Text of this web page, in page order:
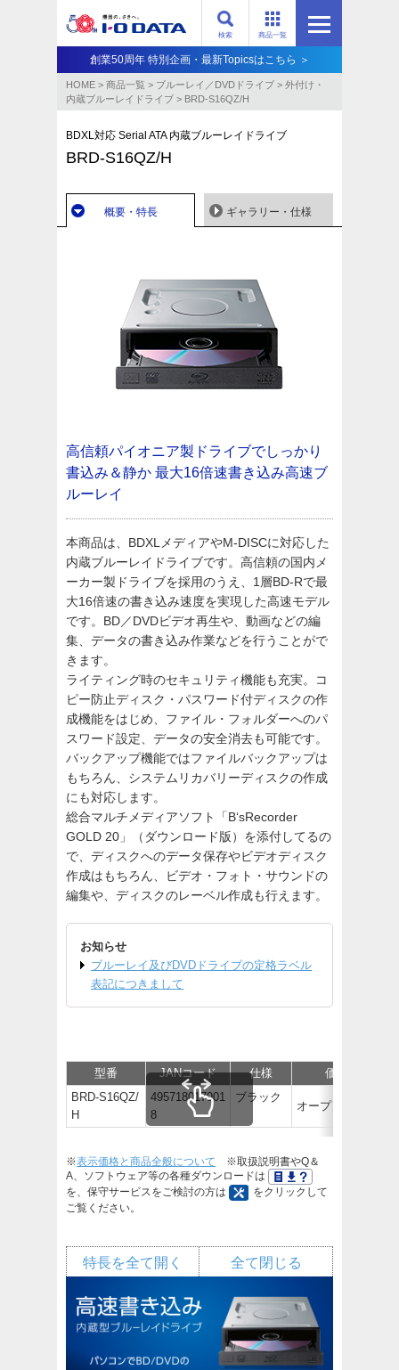
商品一覧
検索
創業50周年 特別企画・最新Topicsはこちら ＞
HOME > 商品一覧 > ブルーレイ／DVDドライブ > 外付け・
内蔵ブルーレイドライブ > BRD-S16QZ/H
BDXL対応 Serial ATA 内蔵ブルーレイドライブ
BRD-S16QZ/H
概要・特長 ギャラリー・仕様
高信頼パイオニア製ドライブでしっかり
書込み＆静か 最大16倍速書き込み高速ブ
ルーレイ
本商品は、BDXLメディアやM-DISCに対応した
内蔵ブルーレイドライブです。高信頼の国内メ
ーカー製ドライブを採用のうえ、1層BD-Rで最
大16倍速の書き込み速度を実現した高速モデル
です。BD／DVDビデオ再生や、動画などの編
集、データの書き込み作業などを行うことがで
きます。
ライティング時のセキュリティ機能も充実。コ
ピー防止ディスク・パスワード付ディスクの作
成機能をはじめ、ファイル・フォルダーへのパ
スワード設定、データの安全消去も可能です。
バックアップ機能ではファイルバックアップは
もちろん、システムリカバリーディスクの作成
にも対応します。
総合マルチメディアソフト「B‘sRecorder
GOLD 20」（ダウンロード版）を添付してるの
で、ディスクへのデータ保存やビデオディスク
作成はもちろん、ビデオ・フォト・サウンドの
編集や、ディスクのレーベル作成も行えます。
お知らせ
ブルーレイ及びDVDドライブの定格ラベル
表記につきまして
型番 JANコード 仕様 価格
BRD-S16QZ/
H
495718017901
8
ブラック
オープン価格
※表示価格と商品全般について ※取扱説明書やQ＆
A、ソフトウェア等の各種ダウンロードは
を、保守サービスをご検討の方は
をクリックして
ご覧ください。
全て閉じる
特長を全て開く